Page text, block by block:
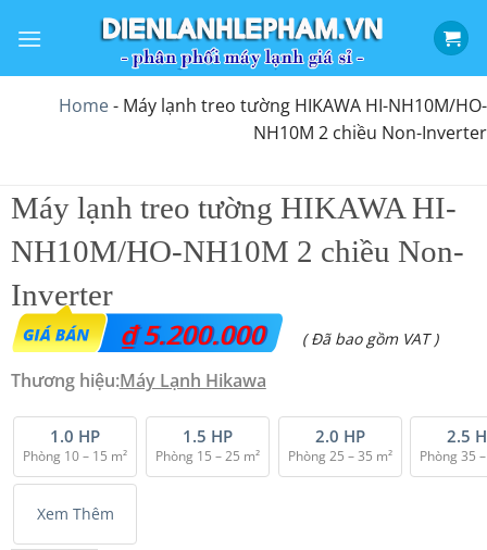
qua
Home- Máy lạnh treo tường HIKAWA HI-NH10M/HO-
NH10M 2 chiều Non-Inverter
Máy lạnh treo tường HIKAWA HI-
NH10M/HO-NH10M 2 chiều Non-
Inverter
₫5.200.000 ( Đã bao gồm VAT )
Thương hiệu:Máy Lạnh Hikawa
1.0 HP
Phòng 10 – 15 m²
1.5 HP
Phòng 15 – 25 m²
2.0 HP
Phòng 25 – 35 m²
2.5
Phòng 35
Xem Thêm